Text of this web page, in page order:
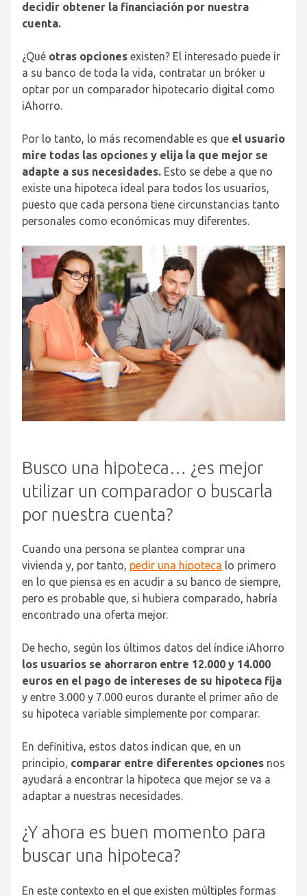
decidir obtener la financiación por nuestra
cuenta.
¿Qué otras opciones existen? El interesado puede ir
a su banco de toda la vida, contratar un bróker u
optar por un comparador hipotecario digital como
iAhorro.
Por lo tanto, lo más recomendable es que el usuario
mire todas las opciones y elija la que mejor se
adapte a sus necesidades. Esto se debe a que no
existe una hipoteca ideal para todos los usuarios,
puesto que cada persona tiene circunstancias tanto
personales como económicas muy diferentes.
Busco una hipoteca… ¿es mejor
utilizar un comparador o buscarla
por nuestra cuenta?
Cuando una persona se plantea comprar una
vivienda y, por tanto, pedir una hipoteca lo primero
en lo que piensa es en acudir a su banco de siempre,
pero es probable que, si hubiera comparado, habría
encontrado una oferta mejor.
De hecho, según los últimos datos del índice iAhorro
los usuarios se ahorraron entre 12.000 y 14.000
euros en el pago de intereses de su hipoteca fija
y entre 3.000 y 7.000 euros durante el primer año de
su hipoteca variable simplemente por comparar.
En definitiva, estos datos indican que, en un
principio, comparar entre diferentes opciones nos
ayudará a encontrar la hipoteca que mejor se va a
adaptar a nuestras necesidades.
¿Y ahora es buen momento para
buscar una hipoteca?
En este contexto en el que existen múltiples formas